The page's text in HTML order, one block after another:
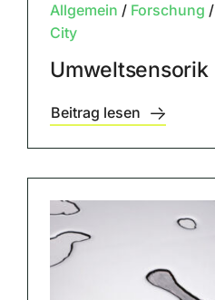
Allgemein / Forschung /
City
Umweltsensorik
Beitrag lesen